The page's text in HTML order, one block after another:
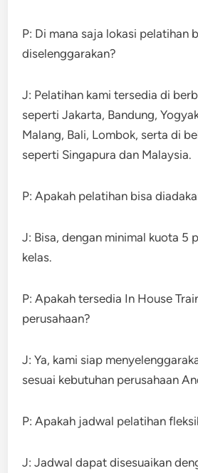
P: Di mana saja lokasi pelatihan
diselenggarakan?
J: Pelatihan kami tersedia di
seperti Jakarta, Bandung,
Malang, Bali, Lombok, serta di
seperti Singapura dan Malaysia.
P: Apakah pelatihan bisa
J: Bisa, dengan minimal kuota 5
kelas.
P: Apakah tersedia In House
perusahaan?
J: Ya, kami siap
sesuai kebutuhan perusahaan
P: Apakah jadwal pelatihan
J: Jadwal dapat disesuaikan